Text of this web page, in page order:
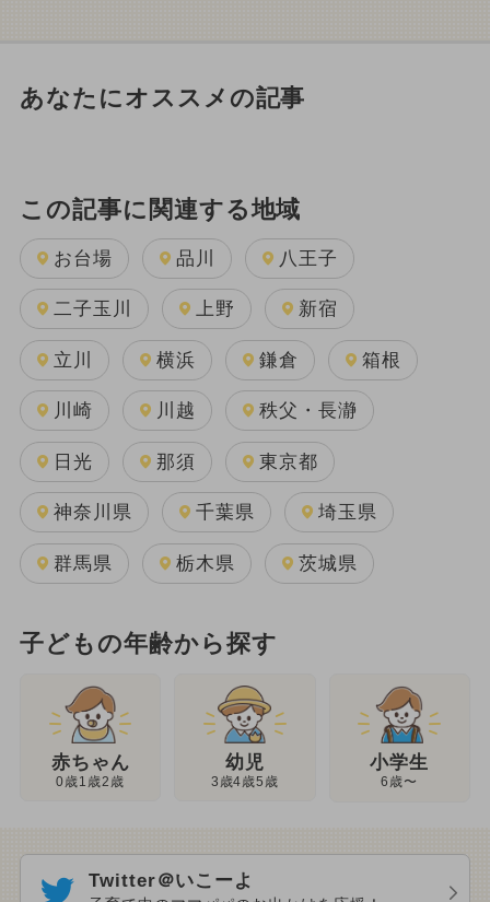
あなたにオススメの記事
この記事に関連する地域
お台場 品川 八王子
二子玉川 上野 新宿
立川 横浜 鎌倉 箱根
川崎 川越 秩父・長瀞
日光 那須 東京都
神奈川県 千葉県 埼玉県
群馬県 栃木県 茨城県
子どもの年齢から探す
赤ちゃん
0歳1歳2歳
幼児
3歳4歳5歳
小学生
6歳〜
Twitter＠いこーよ